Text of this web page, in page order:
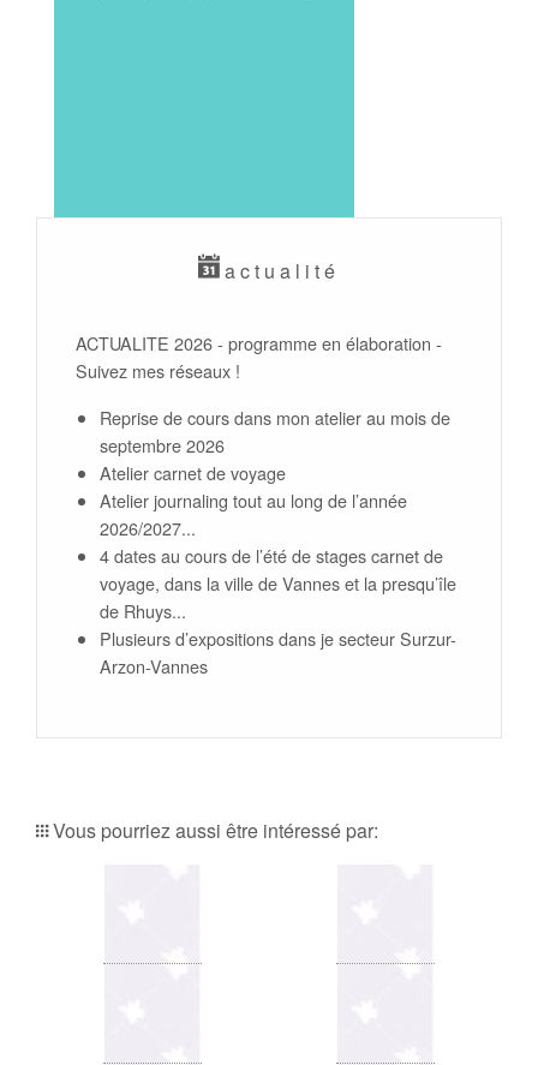
actualité
ACTUALITE 2026 - programme en élaboration -
Suivez mes réseaux !
Reprise de cours dans mon atelier au mois de
septembre 2026
Atelier carnet de voyage
Atelier journaling tout au long de l’année
2026/2027...
4 dates au cours de l’été de stages carnet de
voyage, dans la ville de Vannes et la presqu’île
de Rhuys...
Plusieurs d’expositions dans je secteur Surzur-
Arzon-Vannes
Vous pourriez aussi être intéressé par: